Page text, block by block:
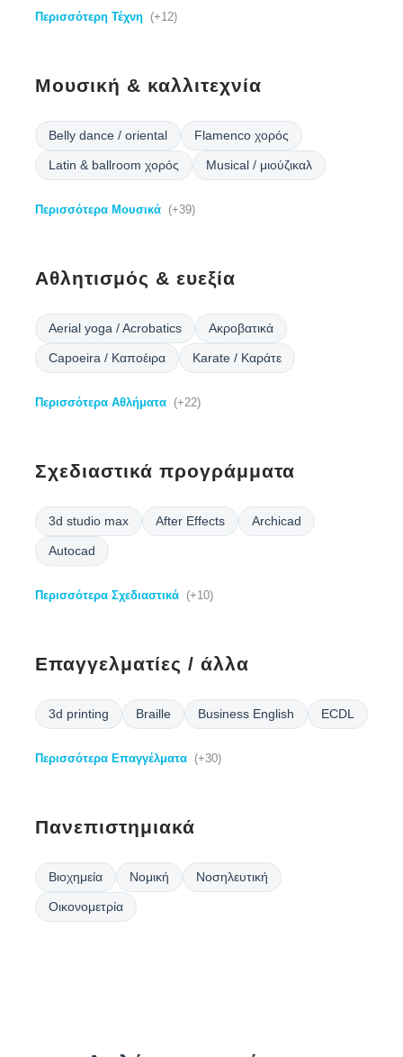
Περισσότερη Τέχνη (+12)
Μουσική & καλλιτεχνία
Belly dance / oriental Flamenco χορός
Latin & ballroom χορός Musical / μιούζικαλ
Περισσότερα Μουσικά (+39)
Αθλητισμός & ευεξία
Aerial yoga / Acrobatics Ακροβατικά
Capoeira / Καποέιρα Karate / Καράτε
Περισσότερα Αθλήματα (+22)
Σχεδιαστικά προγράμματα
3d studio max After Effects Archicad
Autocad
Περισσότερα Σχεδιαστικά (+10)
Επαγγελματίες / άλλα
3d printing Braille Business English ECDL
Περισσότερα Επαγγέλματα (+30)
Πανεπιστημιακά
Βιοχημεία Νομική Νοσηλευτική
Οικονομετρία